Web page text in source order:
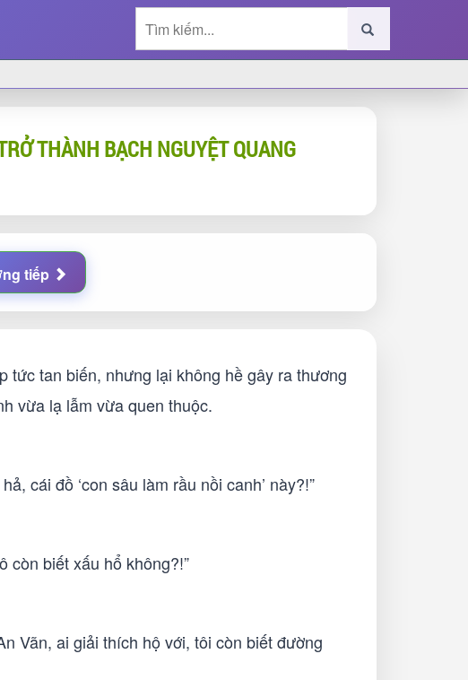
THÀNH BẠCH NGUYỆT QUANG
tiếp
tức tan biến, nhưng lại không hề gây ra thương
vừa lạ lẫm vừa quen thuộc.
cái đồ ‘con sâu làm rầu nồi canh’ này?!”
còn biết xấu hổ không?!”
Vãn, ai giải thích hộ với, tôi còn biết đường